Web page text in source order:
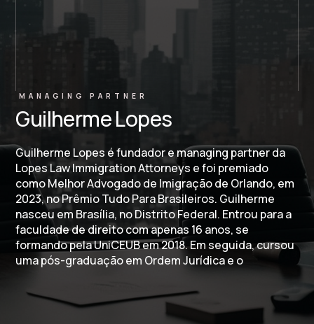
MANAGING PARTNER
Guilherme Lopes
Guilherme Lopes é fundador e managing partner da
Lopes Law Immigration Attorneys e foi premiado
como Melhor Advogado de Imigração de Orlando, em
2023, no Prêmio Tudo Para Brasileiros. Guilherme
nasceu em Brasília, no Distrito Federal. Entrou para a
faculdade de direito com apenas 16 anos, se
formando pela UniCEUB em 2018. Em seguida, cursou
uma pós-graduação em Ordem Jurídica e o
Ministério Público na Escola Superior do Ministério
Público do Distrito Federal e Territórios. Trabalhou
no Tribunal de Justiça de Brasília, na Procuradoria
Guilherme Lopes
Managing Partner